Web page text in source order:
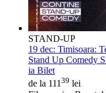
STAND-UP
19 dec: Timisoara:
Stand Up Comedy
ia Bilet
de la 11139 lei